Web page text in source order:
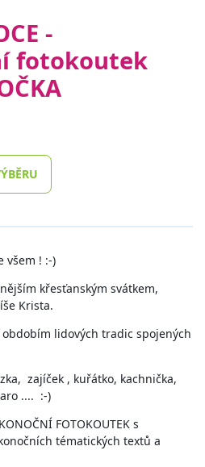
-
fotokoutek
všem ! :-)
křesťanským svátkem,
Krista.
lidových tradic spojených
zajíček , kuřátko, kachnička,
.... :-)
FOTOKOUTEK s
tématických textů a